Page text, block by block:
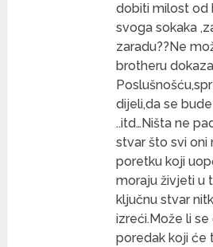
dobiti milost od
svoga sokaka
zaradu??Ne
brotheru
dijeli,da se
..itd…Ništa ne
stvar što svi
poretku koji
moraju živjeti u
ključnu stvar
izreći.Može li
poredak koji će